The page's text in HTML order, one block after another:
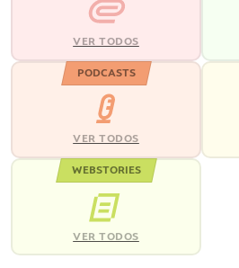
VER TODOS
PODCASTS
VER TODOS
WEBSTORIES
VER TODOS